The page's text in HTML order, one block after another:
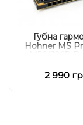
Губна
Hohner MS
2 990